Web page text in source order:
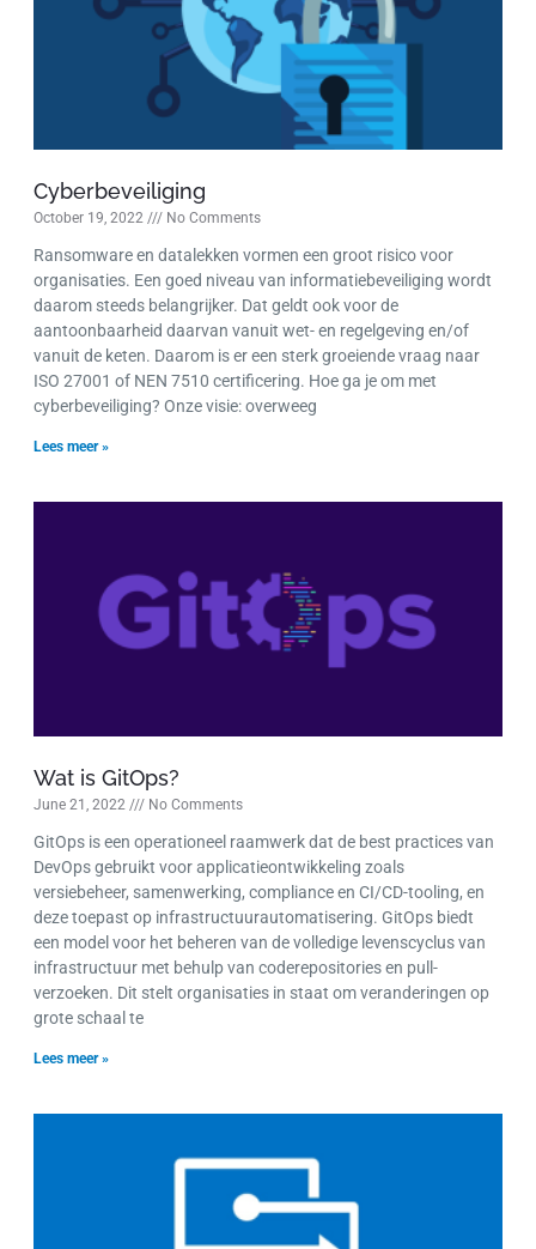
Cyberbeveiliging
October 19, 2022 No Comments
Ransomware en datalekken vormen een groot risico voor
organisaties. Een goed niveau van informatiebeveiliging wordt
daarom steeds belangrijker. Dat geldt ook voor de
aantoonbaarheid daarvan vanuit wet- en regelgeving en/of
vanuit de keten. Daarom is er een sterk groeiende vraag naar
ISO 27001 of NEN 7510 certificering. Hoe ga je om met
cyberbeveiliging? Onze visie: overweeg
Lees meer »
Wat is GitOps?
June 21, 2022 No Comments
GitOps is een operationeel raamwerk dat de best practices van
DevOps gebruikt voor applicatieontwikkeling zoals
versiebeheer, samenwerking, compliance en CI/CD-tooling, en
deze toepast op infrastructuurautomatisering. GitOps biedt
een model voor het beheren van de volledige levenscyclus van
infrastructuur met behulp van coderepositories en pull-
verzoeken. Dit stelt organisaties in staat om veranderingen op
grote schaal te
Lees meer »